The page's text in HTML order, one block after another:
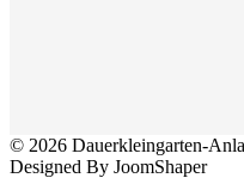
© 2026 Dauerkleingarten-
Designed By JoomShaper